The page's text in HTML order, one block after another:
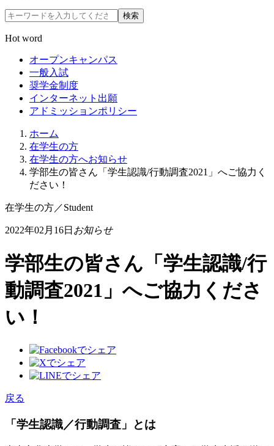
検索
Hot word
オープンキャンパス
一般入試
奨学金制度
インターネット出願
アドミッションポリシー
ホーム
在学生の方
在学生の方へお知らせ
学部生の皆さん「学生認識/行動調査2021」へご協力く
ださい！
在学生の方／Student
2022年02月16日 お知らせ
学部生の皆さん「学生認識/行
動調査2021」へご協力くださ
い！
戻る
「学生認識／行動調査」とは